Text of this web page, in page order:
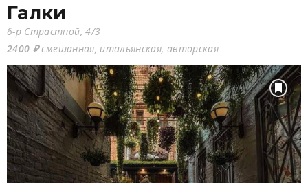
Галки
б-р Страстной, 4/3
2400 ₽смешанная, итальянская, авторская